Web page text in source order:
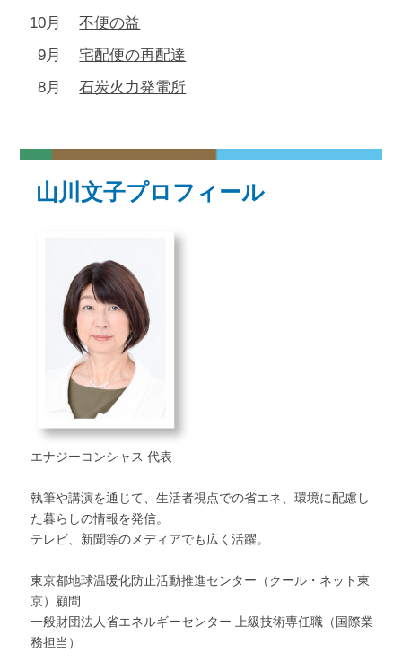
10月
不便の益
9月
宅配便の再配達
8月
石炭火力発電所
山川文子プロフィール
エナジーコンシャス 代表
執筆や講演を通じて、生活者視点での省エネ、環境に配慮し
た暮らしの情報を発信。
テレビ、新聞等のメディアでも広く活躍。
東京都地球温暖化防止活動推進センター（クール・ネット東
京）顧問
一般財団法人省エネルギーセンター 上級技術専任職（国際業
務担当）